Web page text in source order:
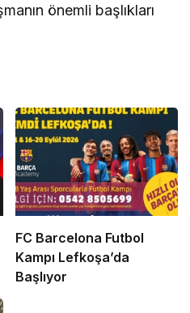
önemli başlıkları
FC Barcelona Futbol
Kampı Lefkoşa’da
Başlıyor